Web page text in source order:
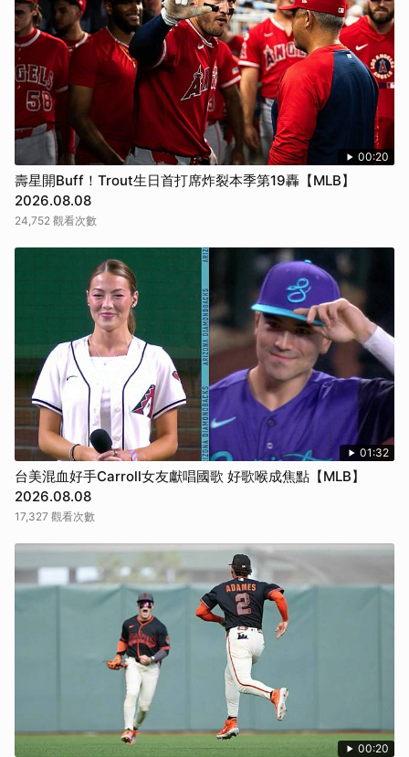
00:20
壽星開Buff！Trout生日首打席炸裂本季第19轟【MLB】
2026.08.08
24,752 觀看次數
01:32
台美混血好手Carroll女友獻唱國歌 好歌喉成焦點【MLB】
2026.08.08
17,327 觀看次數
00:20